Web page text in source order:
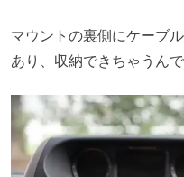
マウントの裏側にケーブ
あり、収納できちゃうんで